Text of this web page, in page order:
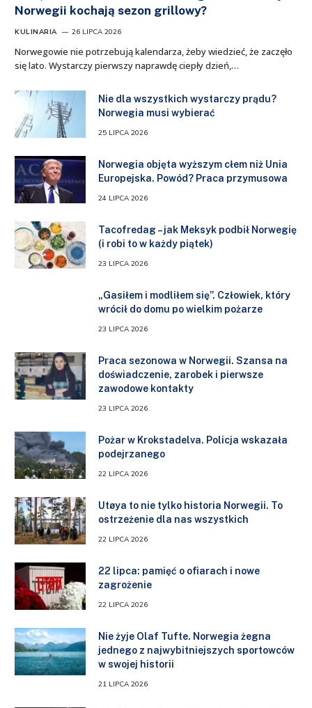
Norwegii kochają sezon grillowy?
KULINARIA 26 LIPCA 2026
Norwegowie nie potrzebują kalendarza, żeby wiedzieć, że zaczęło
się lato. Wystarczy pierwszy naprawdę ciepły dzień,…
Nie dla wszystkich wystarczy prądu?
Norwegia musi wybierać
25 LIPCA 2026
Norwegia objęta wyższym cłem niż Unia
Europejska. Powód? Praca przymusowa
24 LIPCA 2026
Tacofredag – jak Meksyk podbił Norwegię
(i robi to w każdy piątek)
23 LIPCA 2026
„Gasiłem i modliłem się”. Człowiek, który
wrócił do domu po wielkim pożarze
23 LIPCA 2026
Praca sezonowa w Norwegii. Szansa na
doświadczenie, zarobek i pierwsze
zawodowe kontakty
23 LIPCA 2026
Pożar w Krokstadelva. Policja wskazała
podejrzanego
22 LIPCA 2026
Utøya to nie tylko historia Norwegii. To
ostrzeżenie dla nas wszystkich
22 LIPCA 2026
22 lipca: pamięć o ofiarach i nowe
zagrożenie
22 LIPCA 2026
Nie żyje Olaf Tufte. Norwegia żegna
jednego z najwybitniejszych sportowców
w swojej historii
21 LIPCA 2026